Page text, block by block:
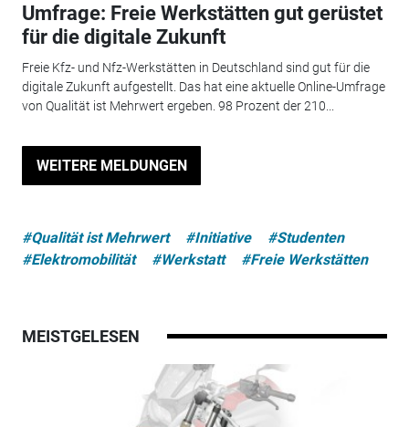
Umfrage: Freie Werkstätten gut gerüstet
für die digitale Zukunft
Freie Kfz- und Nfz-Werkstätten in Deutschland sind gut für die
digitale Zukunft aufgestellt. Das hat eine aktuelle Online-Umfrage
von Qualität ist Mehrwert ergeben. 98 Prozent der 210...
WEITERE MELDUNGEN
#Qualität ist Mehrwert #Initiative
#Studenten
#Elektromobilität
#Werkstatt #Freie Werkstätten
MEISTGELESEN